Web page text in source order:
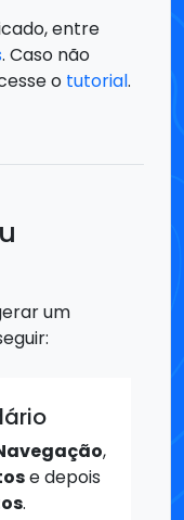
entre
. Caso não
o tutorial.
um
,
e depois
.